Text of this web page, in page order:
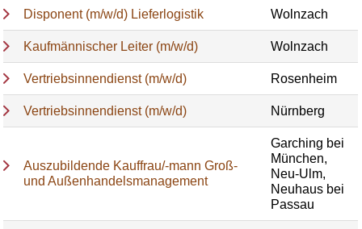
Disponent (m/w/d) Lieferlogistik Wolnzach
Kaufmännischer Leiter (m/w/d) Wolnzach
Vertriebsinnendienst (m/w/d) Rosenheim
Vertriebsinnendienst (m/w/d) Nürnberg
Auszubildende Kauffrau/-mann Groß-
und Außenhandelsmanagement
Garching bei
München,
Neu-Ulm,
Neuhaus bei
Passau